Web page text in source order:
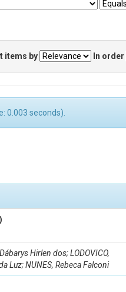
items by In order
0.003 seconds).
Hirlen dos; LODOVICO,
Luz; NUNES, Rebeca Falconi